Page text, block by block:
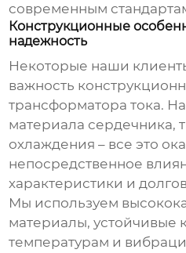
современным
Конструкционные
надежность
Некоторые наши
важность
трансформатора тока.
материала сердечника,
охлаждения – все это
непосредственное
характеристики и
Мы используем
материалы, устойчивые
температурам и